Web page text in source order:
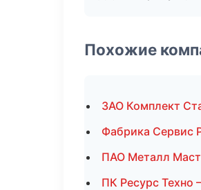
Похожие
ЗАО Комплект
Фабрика Сервис
ПАО Металл
ПК Ресурс Техно